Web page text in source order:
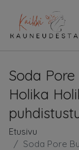
Soda
Holika
Etusivu
Soda Pore